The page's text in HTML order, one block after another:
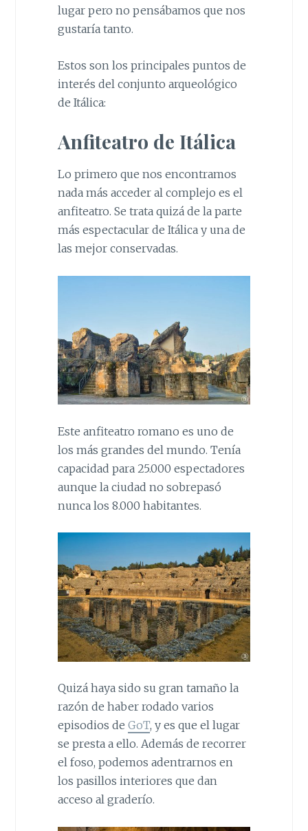
lugar pero no pensábamos que nos
gustaría tanto.
Estos son los principales puntos de
interés del conjunto arqueológico
de Itálica:
Anfiteatro de Itálica
Lo primero que nos encontramos
nada más acceder al complejo es el
anfiteatro. Se trata quizá de la parte
más espectacular de Itálica y una de
las mejor conservadas.
Este anfiteatro romano es uno de
los más grandes del mundo. Tenía
capacidad para 25.000 espectadores
aunque la ciudad no sobrepasó
nunca los 8.000 habitantes.
Quizá haya sido su gran tamaño la
razón de haber rodado varios
episodios de GoT, y es que el lugar
se presta a ello. Además de recorrer
el foso, podemos adentrarnos en
los pasillos interiores que dan
acceso al graderío.